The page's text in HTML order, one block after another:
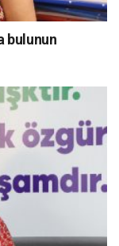
bulunun